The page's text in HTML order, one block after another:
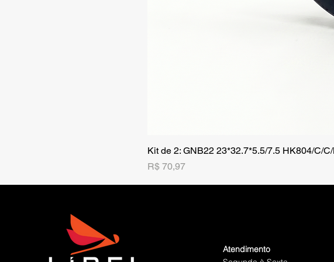
Kit de 2: GNB22 23*32.7*5.5/7.5 HK804/C/
Preço
R$ 70,97
Atendimento